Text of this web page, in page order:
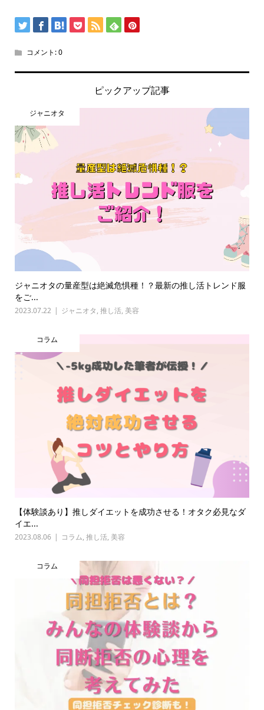
コメント:0
ピックアップ記事
ジャニオタ
ジャニオタの量産型は絶滅危惧種！？最新の推し活トレンド服
をご...
2023.07.22 ジャニオタ, 推し活, 美容
コラム
【体験談あり】推しダイエットを成功させる！オタク必見なダ
イエ...
2023.08.06 コラム, 推し活, 美容
コラム